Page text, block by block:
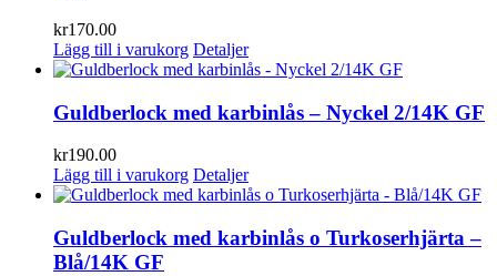
kr170.00
Lägg till i varukorg Detaljer
Guldberlock med karbinlås – Nyckel 2/14K GF
kr190.00
Lägg till i varukorg Detaljer
Guldberlock med karbinlås o Turkoserhjärta –
Blå/14K GF